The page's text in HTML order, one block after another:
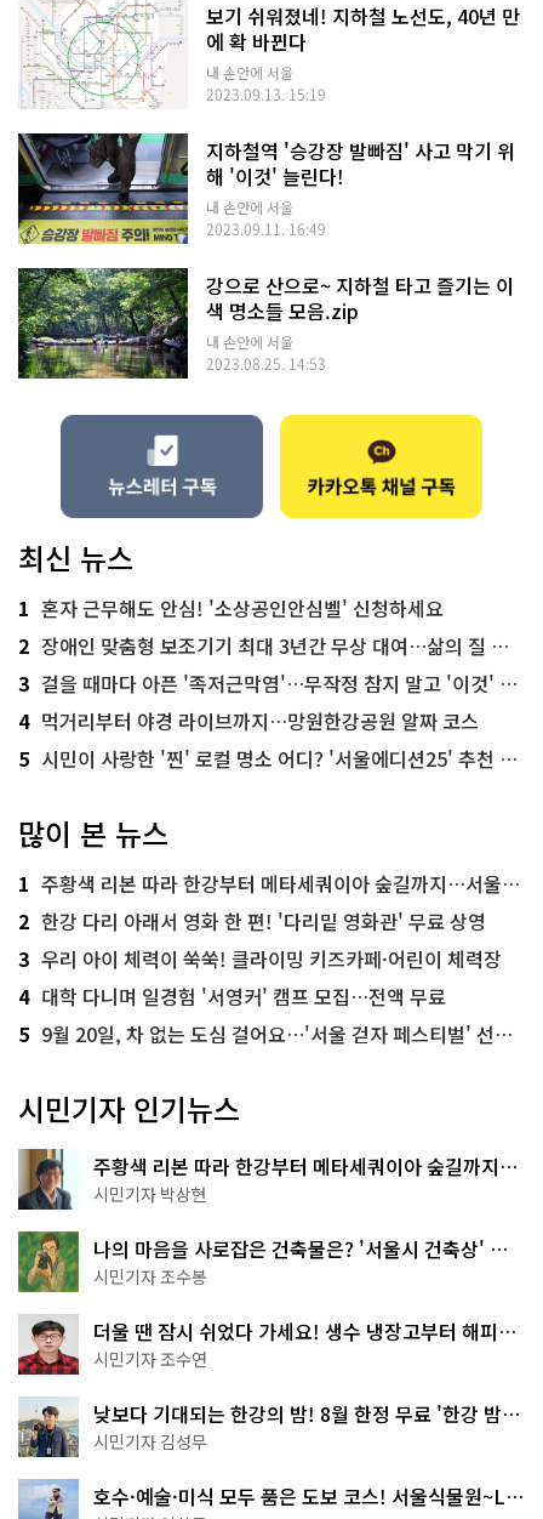
보기 쉬워졌네! 지하철 노선도, 40년 만
에 확 바뀐다
내 손안에 서울
2023.09.13. 15:19
지하철역 '승강장 발빠짐' 사고 막기 위
해 '이것' 늘린다!
내 손안에 서울
2023.09.11. 16:49
강으로 산으로~ 지하철 타고 즐기는 이
색 명소들 모음.zip
내 손안에 서울
2023.08.25. 14:53
최신 뉴스
1 혼자 근무해도 안심! '소상공인안심벨' 신청하세요
2 장애인 맞춤형 보조기기 최대 3년간 무상 대여…삶의 질 높인다
3 걸을 때마다 아픈 '족저근막염'…무작정 참지 말고 '이것' 해보세요!
4 먹거리부터 야경 라이브까지…망원한강공원 알짜 코스
5 시민이 사랑한 '찐' 로컬 명소 어디? '서울에디션25' 추천 코스
많이 본 뉴스
1 주황색 리본 따라 한강부터 메타세쿼이아 숲길까지…서울둘레길 15코스
2 한강 다리 아래서 영화 한 편! '다리밑 영화관' 무료 상영
3 우리 아이 체력이 쑥쑥! 클라이밍 키즈카페·어린이 체력장
4 대학 다니며 일경험 '서영커' 캠프 모집…전액 무료
5 9월 20일, 차 없는 도심 걸어요…'서울 걷자 페스티벌' 선착순 5천명
시민기자 인기뉴스
주황색 리본 따라 한강부터 메타세쿼이아 숲길까지…
서울둘레길 15코스
시민기자 박상현
나의 마음을 사로잡은 건축물은? '서울시 건축상' 수
상작 공개!
시민기자 조수봉
더울 땐 잠시 쉬었다 가세요! 생수 냉장고부터 해피소
·무더위쉼터까지
시민기자 조수연
낮보다 기대되는 한강의 밤! 8월 한정 무료 '한강 밤
핑' 예약은?
시민기자 김성무
호수·예술·미식 모두 품은 도보 코스! 서울식물원~LG